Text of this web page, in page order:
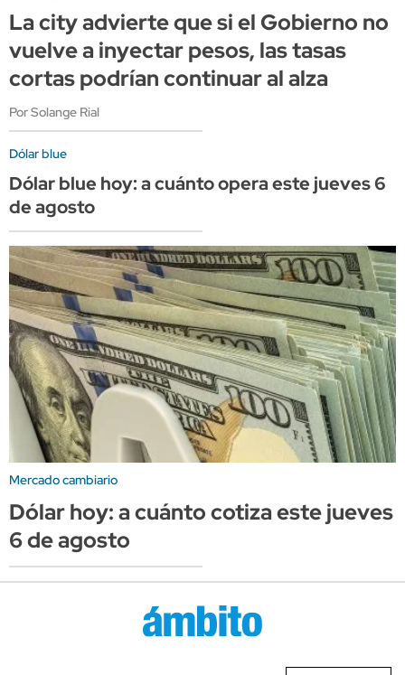
La city advierte que si el Gobierno no
vuelve a inyectar pesos, las tasas
cortas podrían continuar al alza
Por Solange Rial
Dólar blue
Dólar blue hoy: a cuánto opera este jueves 6
de agosto
Mercado cambiario
Dólar hoy: a cuánto cotiza este jueves
6 de agosto